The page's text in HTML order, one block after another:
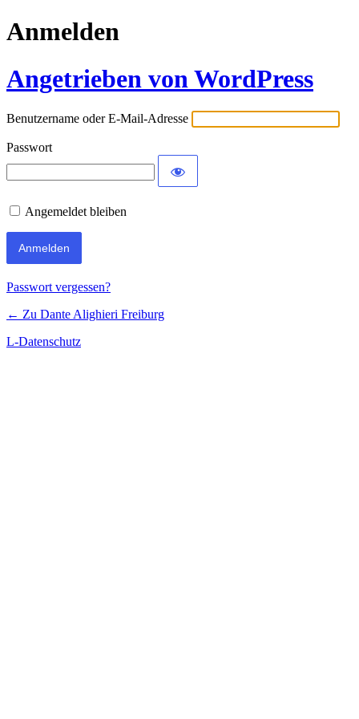
Anmelden
Angetrieben von WordPress
Benutzername oder E-Mail-Adresse
Passwort
Angemeldet bleiben
Passwort vergessen?
← Zu Dante Alighieri Freiburg
L-Datenschutz